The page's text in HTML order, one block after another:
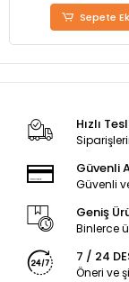
Sepete
Hızlı
Güvenli
Güvenli
Geniş
Binlerce
7 / 24
Öneri ve